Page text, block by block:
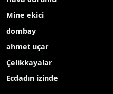
Mine ekici
dombay
ahmet uçar
Çelikkayalar
Ecdadın izinde